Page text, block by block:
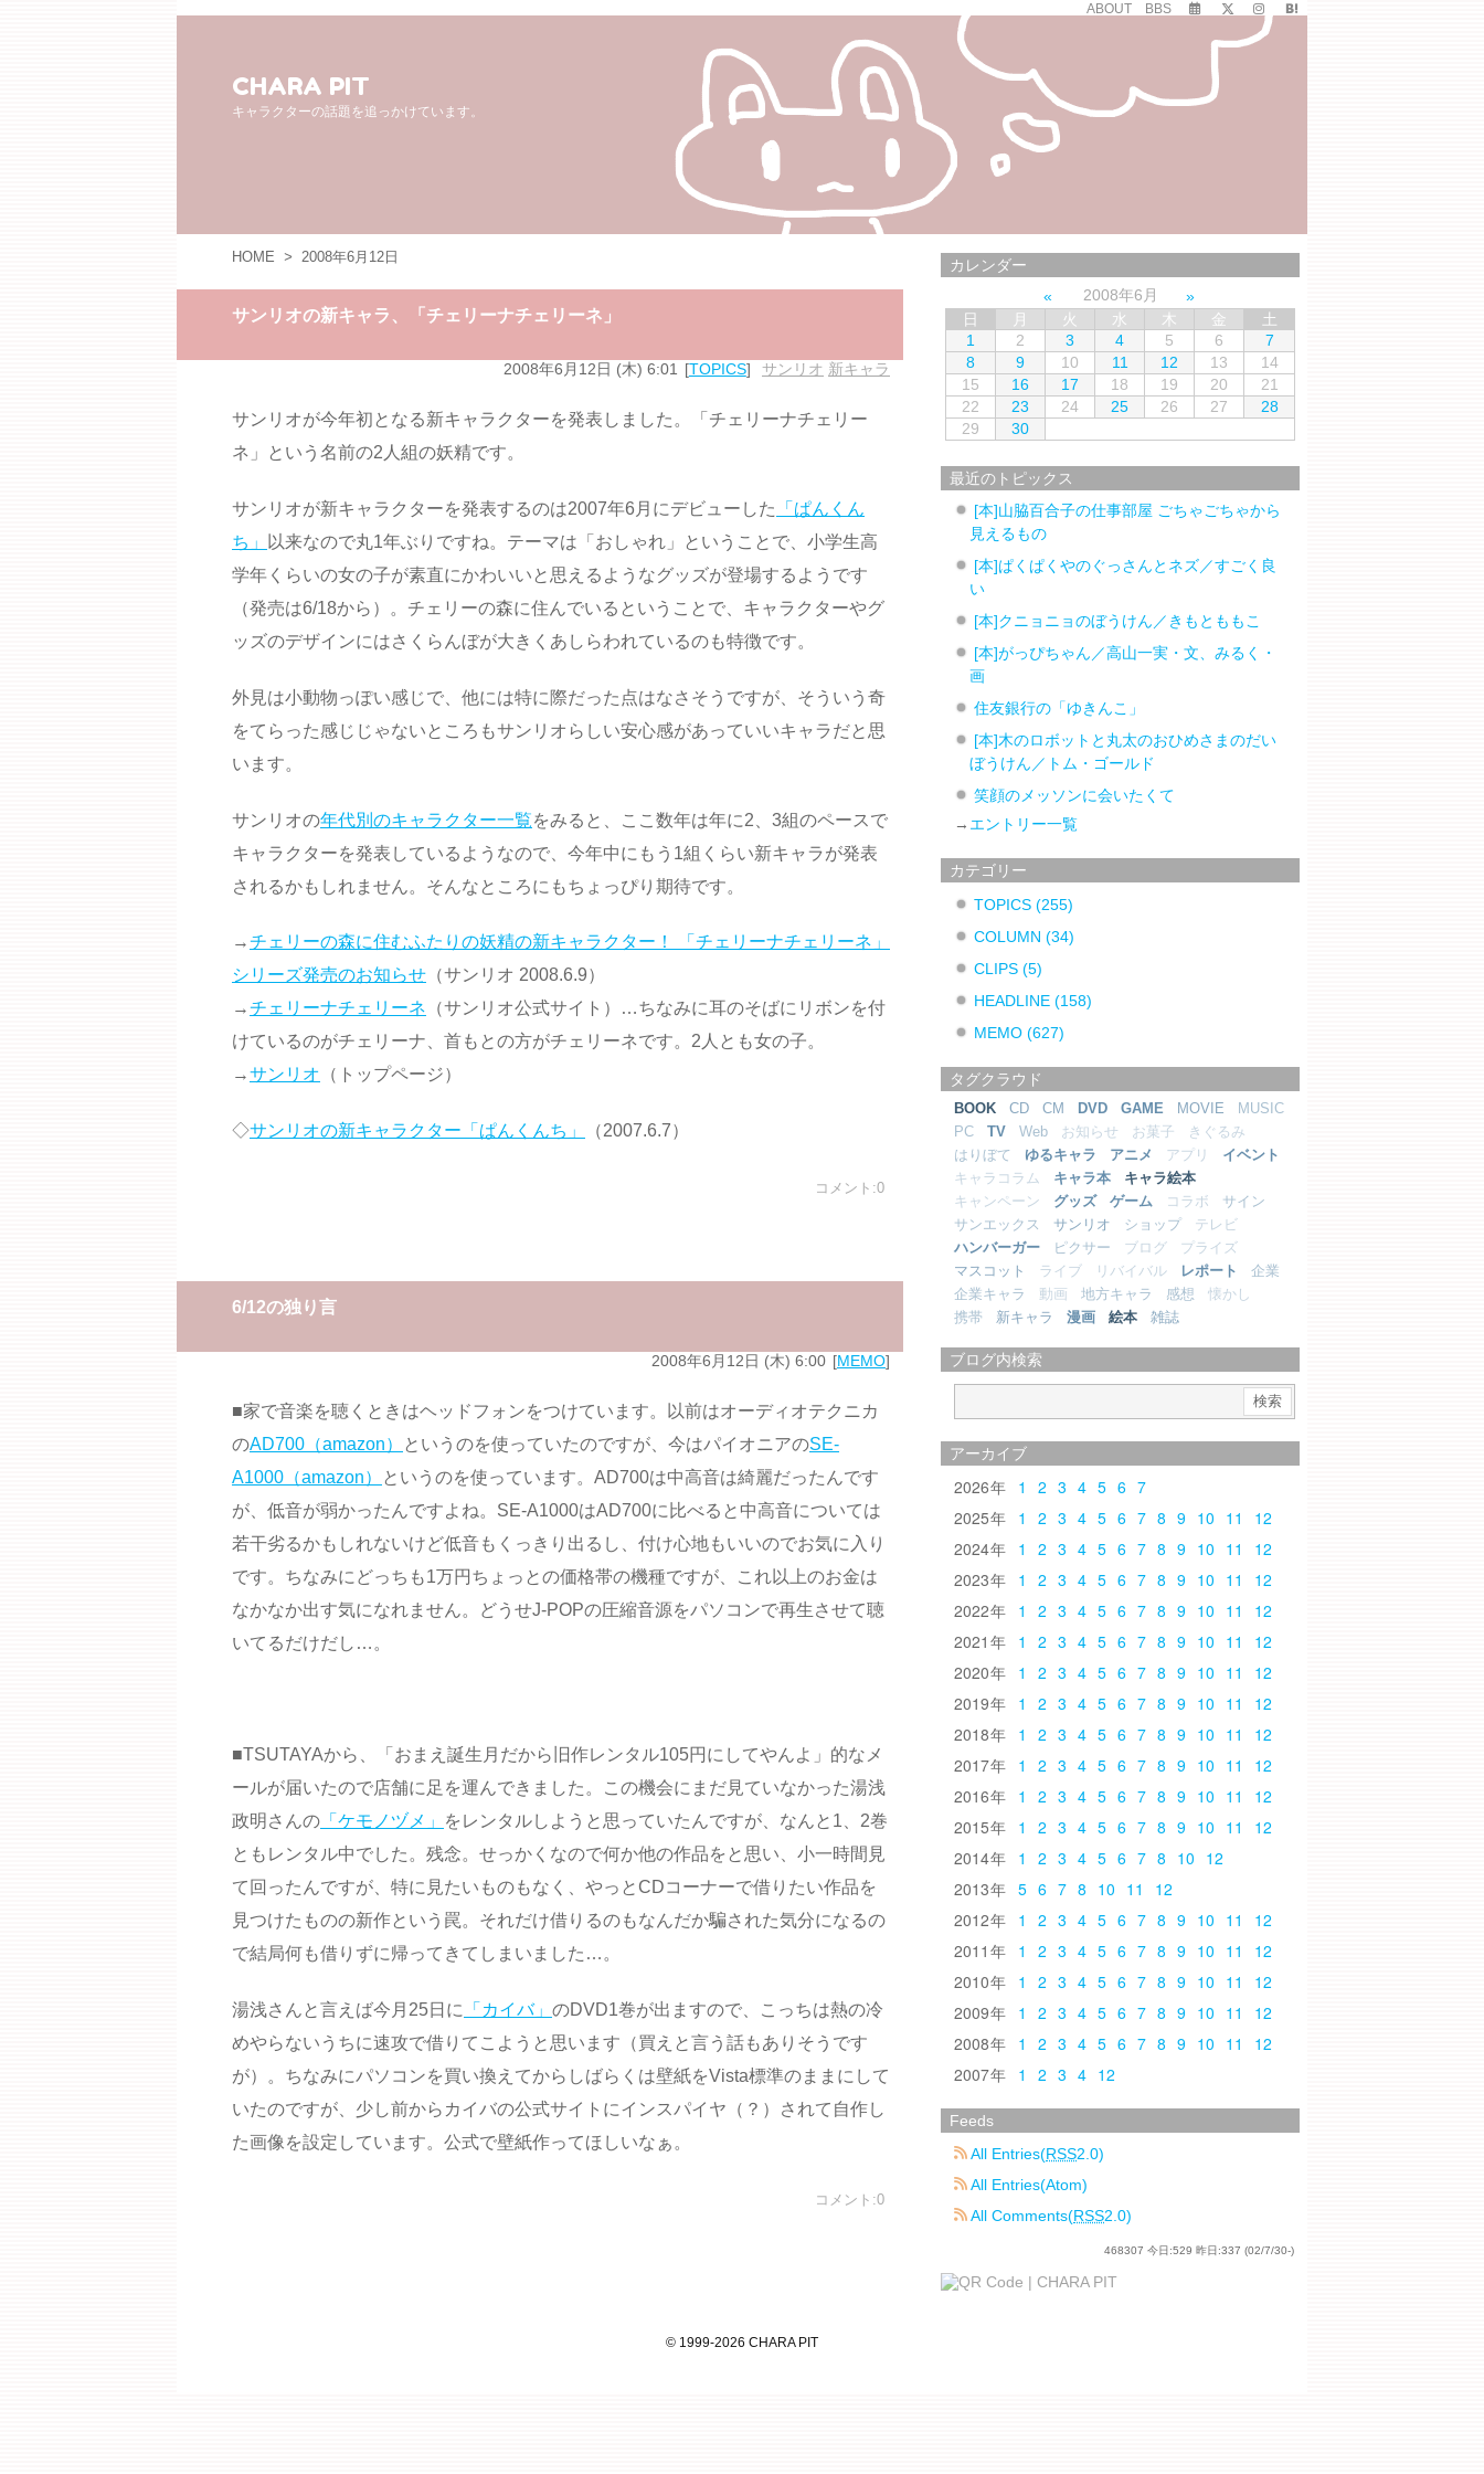
ABOUT BBS
CHARA PIT
キャラクターの話題を追っかけています。
HOME > 2008年6月12日
サンリオの新キャラ、「チェリーナチェリーネ」
2008年6月12日 (木) 6:01 TOPICS サンリオ 新キャラ
サンリオが今年初となる新キャラクターを発表しました。「チェリーナチェリー
ネ」という名前の2人組の妖精です。
サンリオが新キャラクターを発表するのは2007年6月にデビューした
「ぱんくん
ち」
以来なので丸1年ぶりですね。テーマは「おしゃれ」ということで、小学生高
学年くらいの女の子が素直にかわいいと思えるようなグッズが登場するようです
（発売は6/18から）。チェリーの森に住んでいるということで、キャラクターやグ
ッズのデザインにはさくらんぼが大きくあしらわれているのも特徴です。
外見は小動物っぽい感じで、他には特に際だった点はなさそうですが、そういう奇
をてらった感じじゃないところもサンリオらしい安心感があっていいキャラだと思
います。
サンリオの年代別のキャラクター一覧をみると、ここ数年は年に2、3組のペースで
キャラクターを発表しているようなので、今年中にもう1組くらい新キャラが発表
されるかもしれません。そんなところにもちょっぴり期待です。
→チェリーの森に住むふたりの妖精の新キャラクター！ 「チェリーナチェリーネ」
シリーズ発売のお知らせ （サンリオ 2008.6.9）
→チェリーナチェリーネ （サンリオ公式サイト）…ちなみに耳のそばにリボンを付
けているのがチェリーナ、首もとの方がチェリーネです。2人とも女の子。
→サンリオ （トップページ）
◇サンリオの新キャラクター「ぱんくんち」 （2007.6.7）
コメント:0
6/12の独り言
2008年6月12日 (木) 6:00 MEMO
■家で音楽を聴くときはヘッドフォンをつけています。以前はオーディオテクニカ
のAD700（amazon） というのを使っていたのですが、今はパイオニアのSE-
A1000（amazon）
というのを使っています。AD700は中高音は綺麗だったんです
が、低音が弱かったんですよね。SE-A1000はAD700に比べると中高音については
若干劣るかもしれないけど低音もくっきり出るし、付け心地もいいのでお気に入り
です。ちなみにどっちも1万円ちょっとの価格帯の機種ですが、これ以上のお金は
なかなか出す気になれません。どうせJ-POPの圧縮音源をパソコンで再生させて聴
いてるだけだし…。
■TSUTAYAから、「おまえ誕生月だから旧作レンタル105円にしてやんよ」的なメ
ールが届いたので店舗に足を運んできました。この機会にまだ見ていなかった湯浅
政明さんの 「ケモノヅメ」
をレンタルしようと思っていたんですが、なんと1、2巻
ともレンタル中でした。残念。せっかくなので何か他の作品をと思い、小一時間見
て回ったんですが、特に見たいものもなく、やっとCDコーナーで借りたい作品を
見つけたものの新作という罠。それだけ借りるのもなんだか騙された気分になるの
で結局何も借りずに帰ってきてしまいました…。
湯浅さんと言えば今月25日に 「カイバ」 のDVD1巻が出ますので、こっちは熱の冷
めやらないうちに速攻で借りてこようと思います（買えと言う話もありそうです
が）。ちなみにパソコンを買い換えてからしばらくは壁紙をVista標準のままにして
いたのですが、少し前からカイバの公式サイトにインスパイヤ（？）されて自作し
た画像を設定しています。公式で壁紙作ってほしいなぁ。
コメント:0
カレンダー
2008年6月
日
月 火 水 木 金
土
1
2 3 4 5 6
7
8
9 10 11 12 13
14
15
16 17 18 19 20
21
22
23 24 25 26 27
28
29
30
最近のトピックス
[本]山脇百合子の仕事部屋 ごちゃごちゃから
見えるもの
[本]ぱくぱくやのぐっさんとネズ／すごく良
い
[本]クニョニョのぼうけん／きもとももこ
[本]がっぴちゃん／高山一実・文、みるく・
画
住友銀行の「ゆきんこ」
[本]木のロボットと丸太のおひめさまのだい
ぼうけん／トム・ゴールド
笑顔のメッソンに会いたくて
→ エントリー一覧
カテゴリー
TOPICS(255)
COLUMN(34)
CLIPS(5)
HEADLINE(158)
MEMO(627)
タグクラウド
BOOK CD CM DVD GAME MOVIE
MUSIC
PC
TV Web お知らせ お菓子
きぐるみ
はりぼて
ゆるキャラ アニメ アプリ
イベント
キャラコラム
キャラ本
キャラ絵本
キャンペーン
グッズ ゲーム コラボ
サイン
サンエックス
サンリオ ショップ
テレビ
ハンバーガー
ピクサー ブログ
プライズ
マスコット
ライブ リバイバル レポート
企業
企業キャラ
動画 地方キャラ 感想
懐かし
携帯
新キャラ 漫画 絵本 雑誌
ブログ内検索
アーカイブ
2026 1 2 3 4 5 6 7
2025
1 2 3 4 5 6 7 8 9 10 11
12
2024
1 2 3 4 5 6 7 8 9 10 11
12
2023
1 2 3 4 5 6 7 8 9 10 11
12
2022
1 2 3 4 5 6 7 8 9 10 11
12
2021
1 2 3 4 5 6 7 8 9 10 11
12
2020
1 2 3 4 5 6 7 8 9 10 11
12
2019
1 2 3 4 5 6 7 8 9 10 11
12
2018
1 2 3 4 5 6 7 8 9 10 11
12
2017
1 2 3 4 5 6 7 8 9 10 11
12
2016
1 2 3 4 5 6 7 8 9 10 11
12
2015
1 2 3 4 5 6 7 8 9 10 11
12
2014
1 2 3 4 5 6 7 8 10 12
2013
5 6 7 8 10 11
12
2012
1 2 3 4 5 6 7 8 9 10 11
12
2011
1 2 3 4 5 6 7 8 9 10 11
12
2010
1 2 3 4 5 6 7 8 9 10 11
12
2009
1 2 3 4 5 6 7 8 9 10 11
12
2008
1 2 3 4 5 6 7 8 9 10 11
12
2007
1 2 3 4 12
Feeds
All Entries(RSS2.0)
All Entries(Atom)
All Comments(RSS2.0)
468307 今日:529 昨日:337 (02/7/30-)
© 1999-2026 CHARA PIT